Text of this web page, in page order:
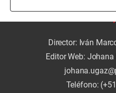
Director: Iván
Editor Web:
Teléfono: